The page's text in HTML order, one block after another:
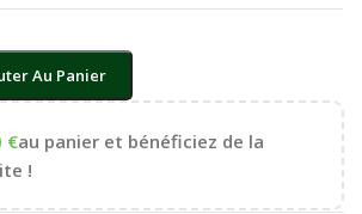
Au Panier
€au panier et bénéficiez de la
!